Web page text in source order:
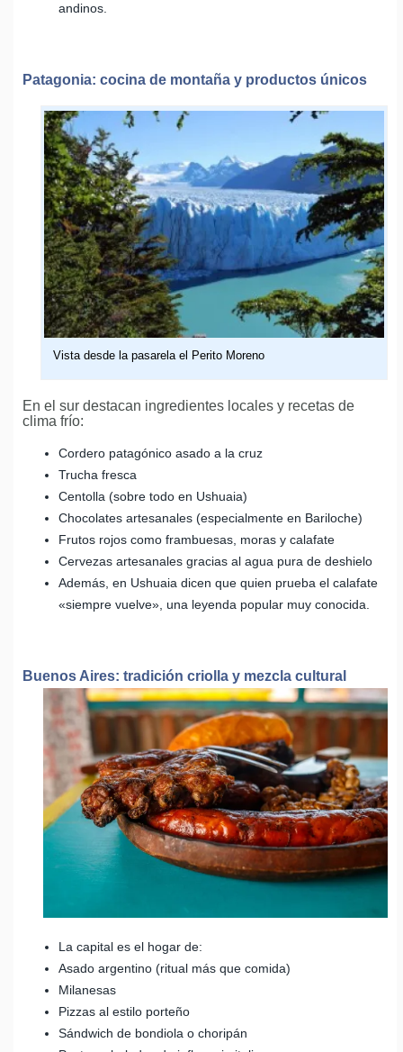
andinos.
Patagonia: cocina de montaña y productos únicos
Vista desde la pasarela el Perito Moreno
En el sur destacan ingredientes locales y recetas de
clima frío:
Cordero patagónico asado a la cruz
Trucha fresca
Centolla (sobre todo en Ushuaia)
Chocolates artesanales (especialmente en Bariloche)
Frutos rojos como frambuesas, moras y calafate
Cervezas artesanales gracias al agua pura de deshielo
Además, en Ushuaia dicen que quien prueba el calafate
«siempre vuelve», una leyenda popular muy conocida.
Buenos Aires: tradición criolla y mezcla cultural
La capital es el hogar de:
Asado argentino (ritual más que comida)
Milanesas
Pizzas al estilo porteño
Sándwich de bondiola o choripán